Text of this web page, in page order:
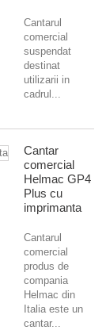
Cantarul
comercial
suspendat
destinat
utilizarii in
cadrul...
Cantar
comercial
Helmac GP4
Plus cu
imprimanta
Cantarul
comercial
produs de
compania
Helmac din
Italia este un
cantar...